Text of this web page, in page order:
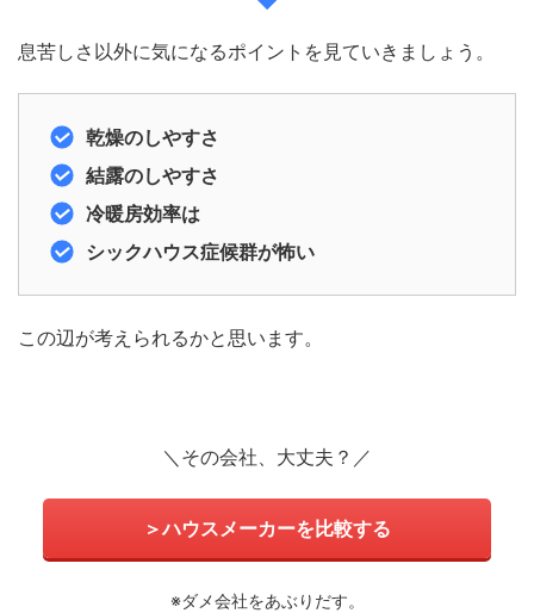
息苦しさ以外に気になるポイントを見ていきましょう。
乾燥のしやすさ
結露のしやすさ
冷暖房効率は
シックハウス症候群が怖い
この辺が考えられるかと思います。
＼その会社、大丈夫？／
＞ハウスメーカーを比較する
※ダメ会社をあぶりだす。